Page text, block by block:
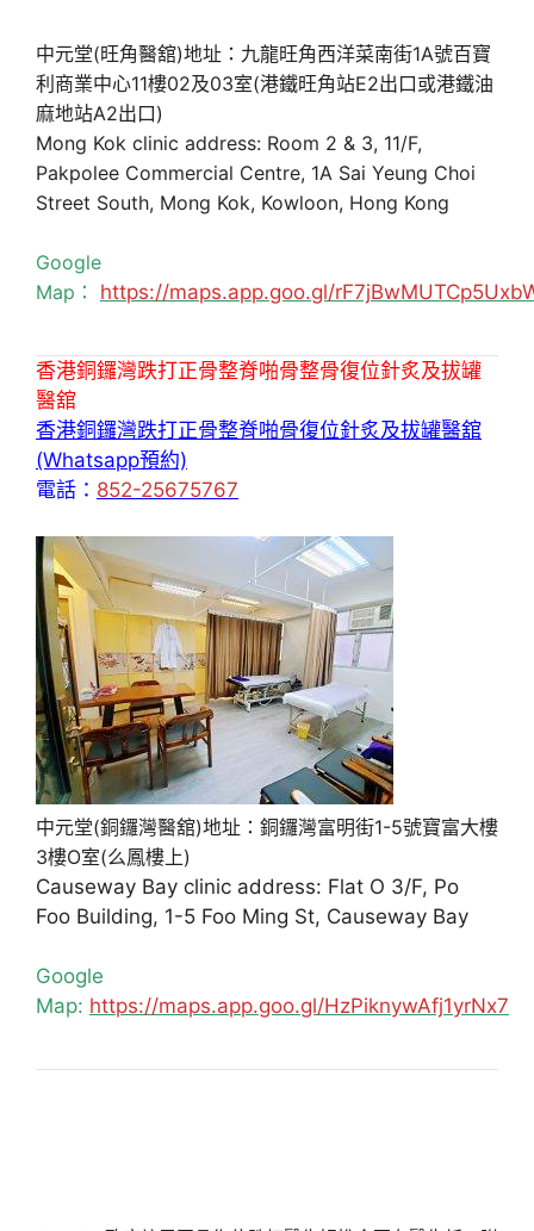
中元堂(旺角醫舘)地址：九龍旺角西洋菜南街1A號百寶
利商業中心11樓02及03室(港鐵旺角站E2出口或港鐵油
麻地站A2出口)
Mong Kok clinic address: Room 2 & 3, 11/F,
Pakpolee Commercial Centre, 1A Sai Yeung Choi
Street South, Mong Kok, Kowloon, Hong Kong
Google
Map： https://maps.app.goo.gl/
香港銅鑼灣跌打正骨整脊啪骨整骨復位針炙及拔罐
醫舘
香港銅鑼灣跌打正骨整脊啪骨復位針炙及拔罐醫舘
(Whatsapp預約)
電話： 852-25675767
中元堂(銅鑼灣醫舘)地址：銅鑼灣富明街1-5號寶富大樓
3樓O室(么鳳樓上)
Causeway Bay clinic address: Flat O 3/F, Po
Foo Building, 1-5 Foo Ming St, Causeway Bay
Google
Map: https://maps.app.goo.gl/HzPiknywAfj1yrNx7